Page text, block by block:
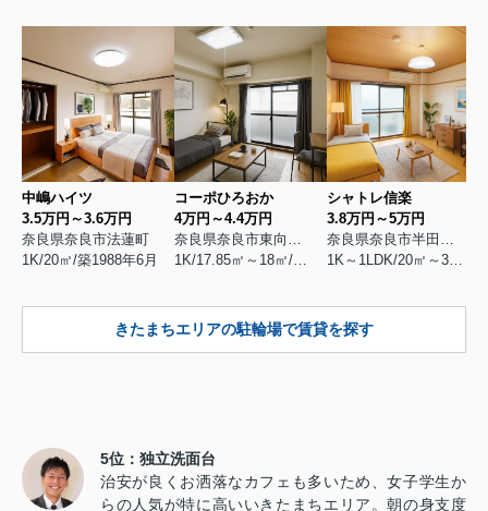
中嶋ハイツ
3.5万円～3.6万円
奈良県奈良市法蓮町
1K/20㎡/築1988年6月
コーポひろおか
4万円～4.4万円
奈良県奈良市東向北町
1K/17.85㎡～18㎡/築1995年4月
シャトレ信楽
3.8万円～5万円
奈良県奈良市半田横町
1K～1LDK/20㎡～35.64㎡/築1988年3月
きたまちエリアの駐輪場で賃貸を探す
5位：独立洗面台
治安が良くお洒落なカフェも多いため、女子学生か
らの人気が特に高いいきたまちエリア。朝の身支度